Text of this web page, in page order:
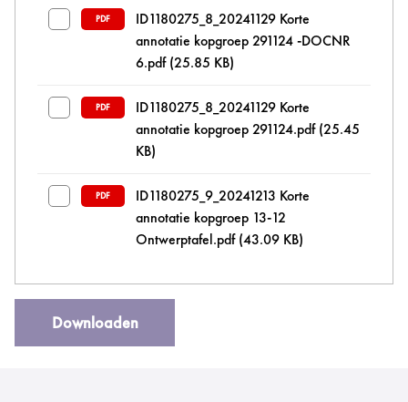
PDF
ID1180275_8_20241129 Korte
annotatie kopgroep 291124 -DOCNR
6.pdf (25.85 KB)
PDF
ID1180275_8_20241129 Korte
annotatie kopgroep 291124.pdf (25.45
KB)
PDF
ID1180275_9_20241213 Korte
annotatie kopgroep 13-12
Ontwerptafel.pdf (43.09 KB)
Downloaden